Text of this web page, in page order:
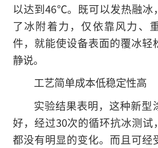
以达到46℃。既可以发热融冰
了冰附着力，仅依靠风力、
件，就能使设备表面的覆冰
静说。
工艺简单成本低稳定性高
实验结果表明，这种新型
好，经过30次的循环抗冰测试
都没有明显的变化。而且可经